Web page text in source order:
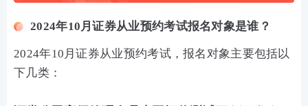
2024年10月证券从业预约考试报名对象是谁？
2024年10月证券从业预约考试，报名对象主要包括以
下几类：